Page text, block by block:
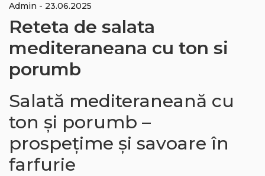
Admin 23.06.2025
Reteta de salata
mediteraneana cu ton si
porumb
Salată mediteraneană cu
ton și porumb –
prospețime și savoare în
farfurie